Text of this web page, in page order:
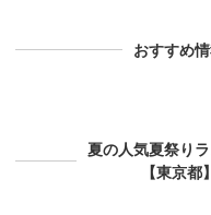
おすすめ
夏の人気夏祭り
【東京都】